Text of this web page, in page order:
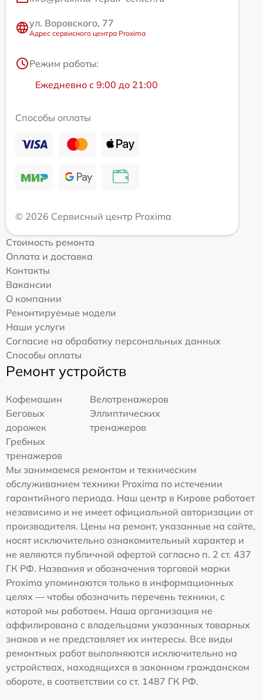
ул. Воровского, 77
Адрес сервисного центра Proxima
Режим работы:
Ежедневно с 9:00 до 21:00
Способы оплаты
© 2026 Сервисный центр Proxima
Стоимость ремонта
Оплата и доставка
Контакты
Вакансии
О компании
Ремонтируемые модели
Наши услуги
Согласие на обработку персональных данных
Способы оплаты
Ремонт устройств
Кофемашин
Велотренажеров
Беговых
дорожек
Эллиптических
тренажеров
Гребных
тренажеров
Мы занимаемся ремонтом и техническим
обслуживанием техники Proxima по истечении
гарантийного периода. Наш центр в Кирове работает
независимо и не имеет официальной авторизации от
производителя. Цены на ремонт, указанные на сайте,
носят исключительно ознакомительный характер и
не являются публичной офертой согласно п. 2 ст. 437
ГК РФ. Названия и обозначения торговой марки
Proxima упоминаются только в информационных
целях — чтобы обозначить перечень техники, с
которой мы работаем. Наша организация не
аффилирована с владельцами указанных товарных
знаков и не представляет их интересы. Все виды
ремонтных работ выполняются исключительно на
устройствах, находящихся в законном гражданском
обороте, в соответствии со ст. 1487 ГК РФ.